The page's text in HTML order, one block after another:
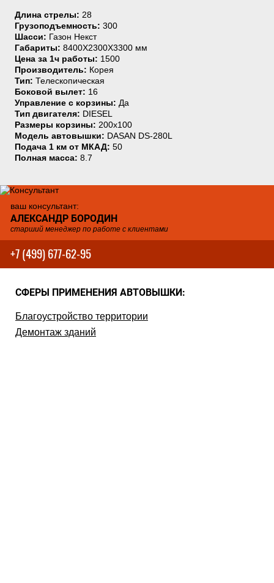
Длина стрелы: 28
Грузоподъемность: 300
Шасси: Газон Некст
Габариты: 8400Х2300Х3300 мм
Цена за 1ч работы: 1500
Производитель: Корея
Тип: Телескопическая
Боковой вылет: 16
Управление с корзины: Да
Тип двигателя: DIESEL
Размеры корзины: 200х100
Модель автовышки: DASAN DS-280L
Подача 1 км от МКАД: 50
Полная масса: 8.7
ваш консультант:
АЛЕКСАНДР БОРОДИН
старший менеджер по работе с клиентами
+7 (499) 677-62-95
СФЕРЫ ПРИМЕНЕНИЯ АВТОВЫШКИ:
Благоустройство территории
Демонтаж зданий